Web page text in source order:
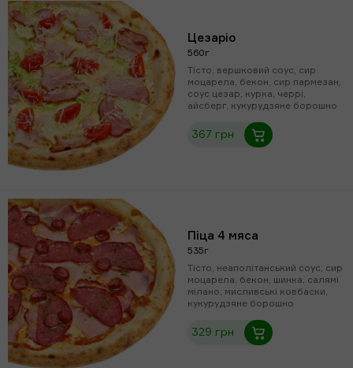
Цезаріо
560г
Тісто, вершковий соус, сир
моцарела, бекон, сир пармезан,
соус цезар, курка, черрі,
айсберг, кукурудзяне борошно
367 грн
Піца 4 мяса
535г
Тісто, неаполітанський соус, сир
моцарела, бекон, шинка, салямі
мілано, мисливські ковбаски,
кукурудзяне борошно
329 грн